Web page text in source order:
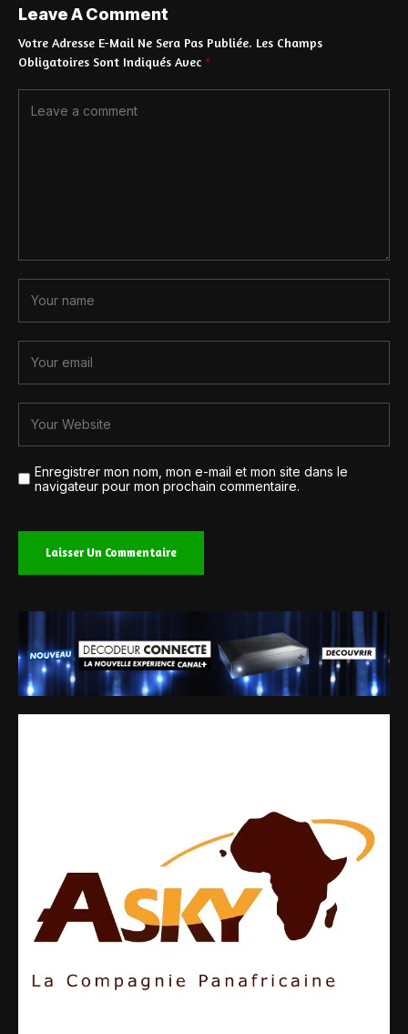
Leave A Comment
Votre Adresse E-Mail Ne Sera Pas Publiée. Les Champs
Obligatoires Sont Indiqués Avec *
Enregistrer mon nom, mon e-mail et mon site dans le
navigateur pour mon prochain commentaire.